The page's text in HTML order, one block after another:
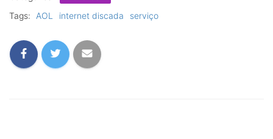
Tags: AOL internet discada serviço